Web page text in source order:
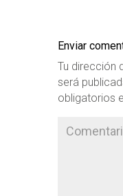
Enviar
Tu dirección
será
obligatorios